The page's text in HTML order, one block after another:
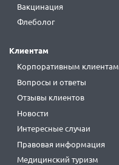
Вакцинация
Флеболог
Клиентам
Корпоративным клиентам
Вопросы и ответы
Отзывы клиентов
Новости
Интересные случаи
Правовая информация
Медицинский туризм